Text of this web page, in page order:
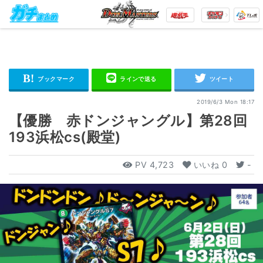
2019/6/3 Mon 18:17
【優勝 赤ドンジャングル】第28回
193浜松cs(殿堂)
PV 4,723 いいね 0 -